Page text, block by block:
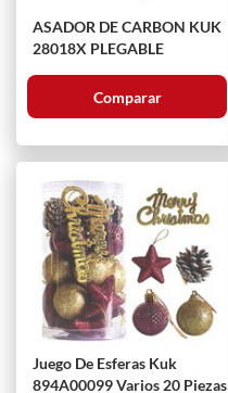
ASADOR DE CARBON KUK
28018X PLEGABLE
Comparar
Juego De Esferas Kuk
894A00099 Varios 20 Piezas